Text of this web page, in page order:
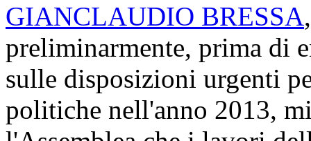
GIANCLAUDIO BRESSA
preliminarmente, prima di
sulle disposizioni urgenti
politiche nell'anno 2013,